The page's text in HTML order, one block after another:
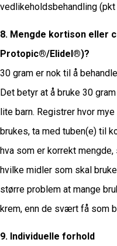
vedlikeholdsbehandling
8. Mengde kortison eller
Protopic®/Elidel®)?
30 gram er nok til å
Det betyr at å bruke 30
lite barn. Registrer hvor
brukes, ta med tuben(e) til
hva som er korrekt
hvilke midler som skal
større problem at mange
krem, enn de svært få som
9. Individuelle forhold